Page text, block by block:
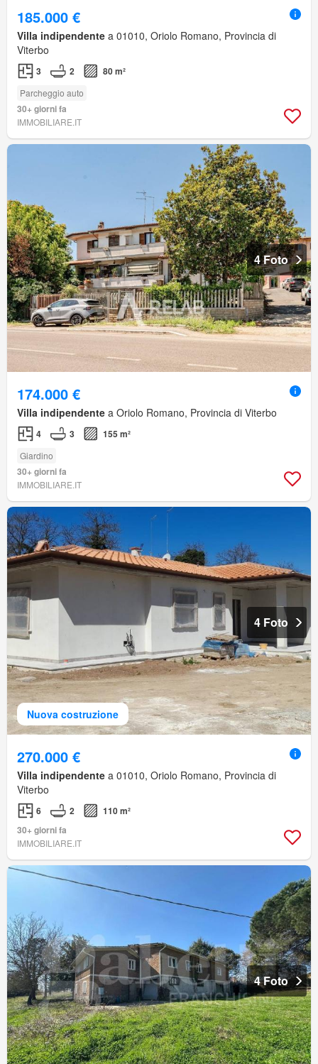
185.000 €
Villa indipendente a 01010, Oriolo Romano, Provincia di
Viterbo
3 2 80 m²
Parcheggio auto
30+ giorni fa
IMMOBILIARE.IT
4 Foto
174.000 €
Villa indipendente a Oriolo Romano, Provincia di Viterbo
4 3 155 m²
Giardino
30+ giorni fa
IMMOBILIARE.IT
Nuova costruzione
4 Foto
270.000 €
Villa indipendente a 01010, Oriolo Romano, Provincia di
Viterbo
6 2
110 m²
30+ giorni fa
IMMOBILIARE.IT
4 Foto